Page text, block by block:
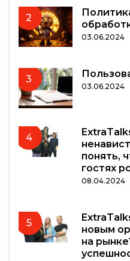
2
03.06.2024
3
03.06.2024
4
понять,
гостях
08.04.2024
5
новым
на